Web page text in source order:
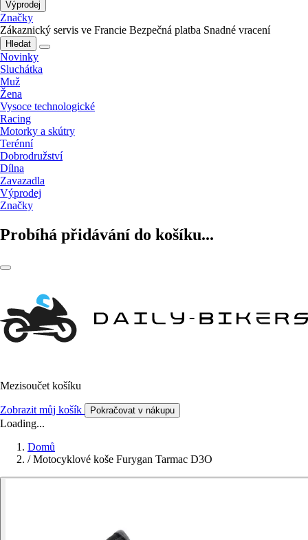
Výprodej
Značky
Zákaznický servis ve Francie Bezpečná platba Snadné vracení
Hledat
Novinky
Sluchátka
Muž
Žena
Vysoce technologické
Racing
Motorky a skútry
Terénní
Dobrodružství
Dílna
Zavazadla
Výprodej
Značky
Probíhá přidávání do košíku...
Mezisoučet košíku
Zobrazit můj košík Pokračovat v nákupu
Loading...
Domů
/ Motocyklové koše Furygan Tarmac D3O